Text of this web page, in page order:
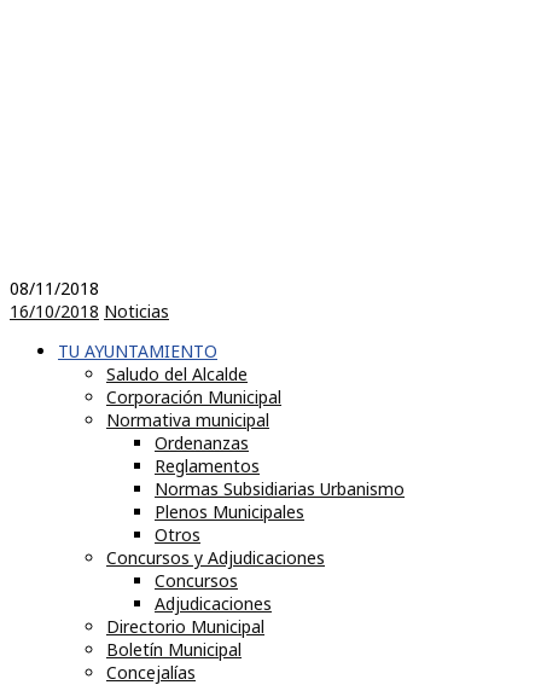
08/11/2018
16/10/2018 Noticias
TU AYUNTAMIENTO
Saludo del Alcalde
Corporación Municipal
Normativa municipal
Ordenanzas
Reglamentos
Normas Subsidiarias Urbanismo
Plenos Municipales
Otros
Concursos y Adjudicaciones
Concursos
Adjudicaciones
Directorio Municipal
Boletín Municipal
Concejalías